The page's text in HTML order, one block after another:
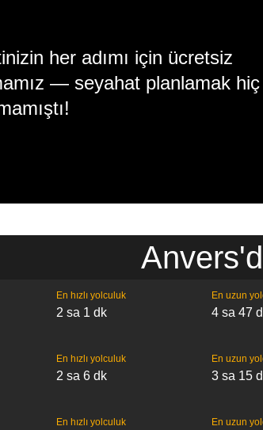
her adımı için ücretsiz
— seyahat planlamak
En hızlı yolculuk
2 sa 1 dk
En uzun
4 sa 47
En hızlı yolculuk
2 sa 6 dk
En uzun
3 sa 15
En hızlı yolculuk En uzun